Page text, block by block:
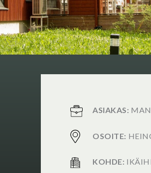
ASIAKAS:
OSOITE:
KOHDE: